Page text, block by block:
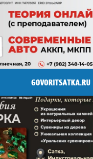
GOVORITSATKA.RU